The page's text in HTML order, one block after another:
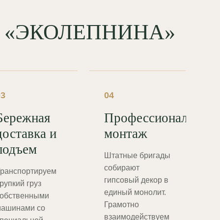
«ЭКОЛЕПНИНА»
и
груз
со
04
Профессиональный
монтаж
Штатные бригады
собирают
гипсовый декор в
единый монолит.
Грамотно
взаимодействуем